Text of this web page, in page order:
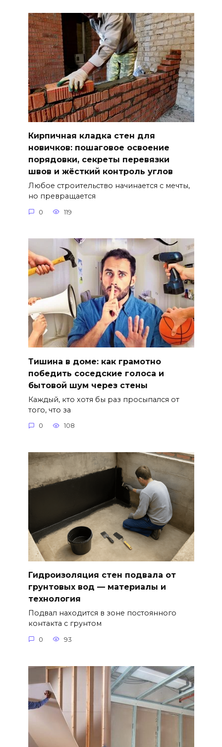
Кирпичная кладка стен для
новичков: пошаговое освоение
порядовки, секреты перевязки
швов и жёсткий контроль углов
Любое строительство начинается с мечты,
но превращается
0 119
Тишина в доме: как грамотно
победить соседские голоса и
бытовой шум через стены
Каждый, кто хотя бы раз просыпался от
того, что за
0 108
Гидроизоляция стен подвала от
грунтовых вод — материалы и
технология
Подвал находится в зоне постоянного
контакта с грунтом
0 93